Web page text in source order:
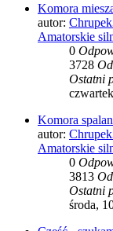
Komora
autor:
Amatorskie
0
3728
Ostatni
Komora
autor:
Amatorskie
0
3813
Ostatni
środa,